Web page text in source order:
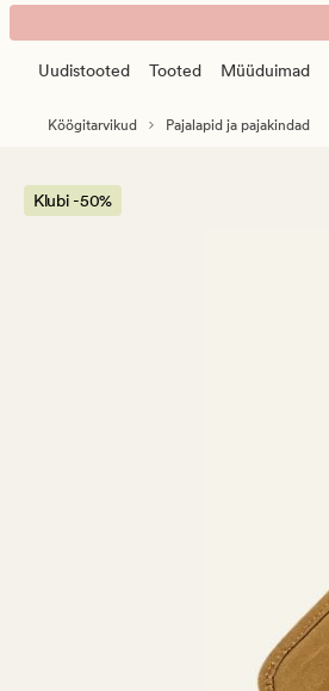
Petter
pajalapp
banner.
PressUudistooted Tooted Müüduimad
Köögitarvikud Pajalapid ja pajakindad
Klubi -50%